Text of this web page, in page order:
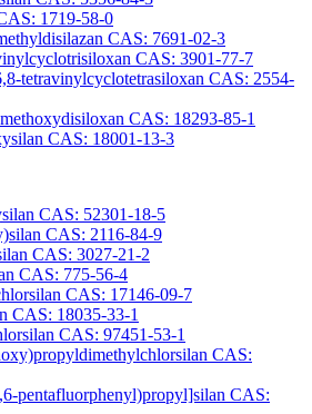
1719-58-0
CAS: 7691-02-3
CAS: 3901-77-7
tetravinylcyclotetrasiloxan CAS: 2554-
CAS: 18293-85-1
CAS: 18001-13-3
CAS: 52301-18-5
CAS: 2116-84-9
CAS: 3027-21-2
CAS: 775-56-4
CAS: 17146-09-7
CAS: 18035-33-1
CAS: 97451-53-1
CAS:
pentafluorphenyl)propyl]silan CAS: